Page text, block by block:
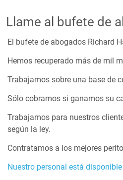
Llame al bufete de
El bufete de abogados Richard
Hemos recuperado más de mil
Trabajamos sobre una base de
Sólo cobramos si ganamos su
Trabajamos para nuestros
según la ley.
Contratamos a los mejores
Nuestro personal está